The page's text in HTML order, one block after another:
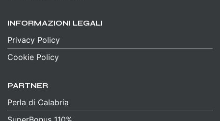
INFORMAZIONI LEGALI
Privacy Policy
Cookie Policy
PARTNER
Perla di Calabria